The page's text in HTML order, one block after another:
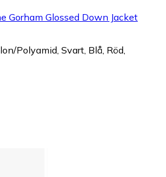
Gorham Glossed Down Jacket
Polyamid, Svart, Blå, Röd,